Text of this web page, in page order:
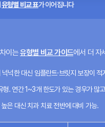
유형별 비교 표가 이어집니다
이는유형별 비교 가이드에서 더 자
넉넉한 대신 임플란트·브릿지 보장이
. 연간 1~3개 한도가 있는 경우가 많
은 대신 치과 치료 전반에 대비 가능.